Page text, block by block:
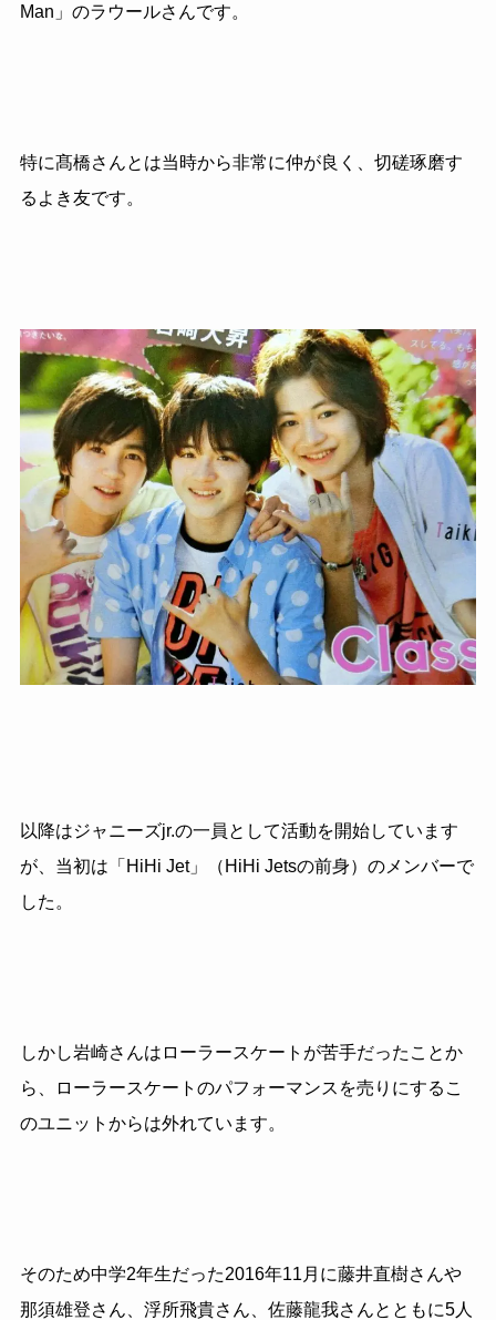
Man 」のラウールさんです。
特に髙橋さんとは当時から非常に仲が良く、切磋琢磨す
るよき友です。
以降はジャニーズjr.の一員として活動を開始しています
が、当初は「 HiHi Jet」（HiHi Jetsの前身）のメンバーで
した。
しかし岩崎さんはローラースケートが苦手だったことか
ら、ローラースケートのパフォーマンスを売りにするこ
のユニットからは外れています。
そのため中学2年生だった2016年11 月に藤井直樹さんや
那須雄登さん、浮所飛貴さん、佐藤龍我さんとともに5人